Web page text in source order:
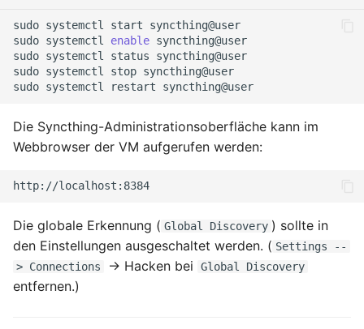
sudo systemctl start
syncthing@user
sudo systemctl enable syncthing@user
sudo systemctl status
syncthing@user
sudo systemctl stop syncthing@user
sudo systemctl restart
Die Syncthing-Administrationsoberfläche kann im
Webbrowser der VM aufgerufen werden:
Die globale Erkennung ( Global Discovery ) sollte in
den Einstellungen ausgeschaltet werden. ( Settings --
> Connections
→ Hacken bei Global Discovery
entfernen.)